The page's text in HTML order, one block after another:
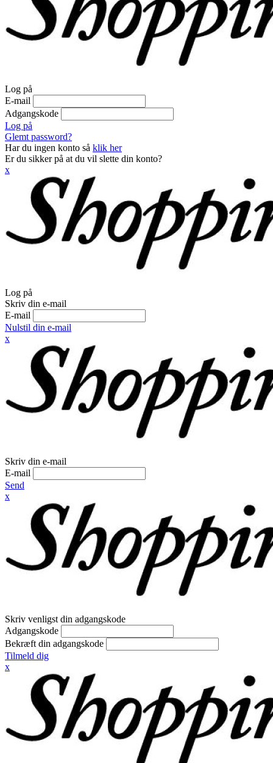
Log på
E-mail
Adgangskode
Log på
Glemt password?
Har du ingen konto så klik her
Er du sikker på at du vil slette din konto?
x
Log på
Skriv din e-mail
E-mail
Nulstil din e-mail
x
Skriv din e-mail
E-mail
Send
x
Skriv venligst din adgangskode
Adgangskode
Bekræft din adgangskode
Tilmeld dig
x